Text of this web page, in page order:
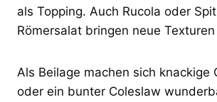
als Topping. Auch Rucola oder
Römersalat bringen neue
Als Beilage machen sich knackige
oder ein bunter Coleslaw